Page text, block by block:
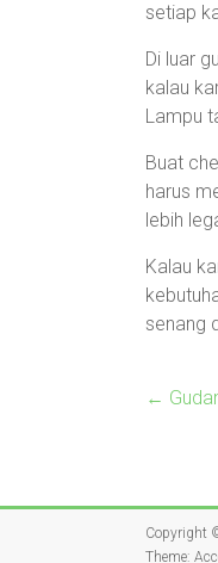
setiap
Di luar
kalau
Lampu
Buat
harus
lebih
Kalau
senang
←
Copyright
Theme: